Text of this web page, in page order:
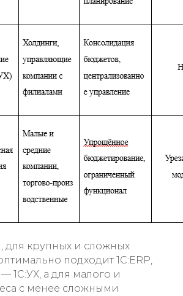
для крупных и сложных
подходит 1С:ERP,
1С:УХ, а для малого и
с менее сложными